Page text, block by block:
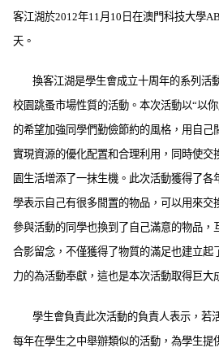
客江湖於2012年11月 10 日在澳門科技大學AB
天。
換客江湖是學生會成立十周年的系列活
校園跳蚤市場性質的活動。本次活動以“以
的希望加強同學們勤儉節約的風格，用自己
實現資源的優化配置和合理利用，同時使交
園生活增添了一抹生機。此次活動獲得了各
學表示自己有很多閒置的物品，可以用來交
參與活動的同學也換到了自己滿意的物品，
合影留念，不僅獲得了物質的滿足也建立起
力的為活動奉獻，這也是本次活動取得巨大
學生會負責此次活動的負責人表示，若
每年在學生之中舉辦類似的活動，為學生提